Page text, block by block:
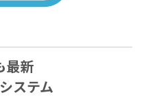
最新
ステム